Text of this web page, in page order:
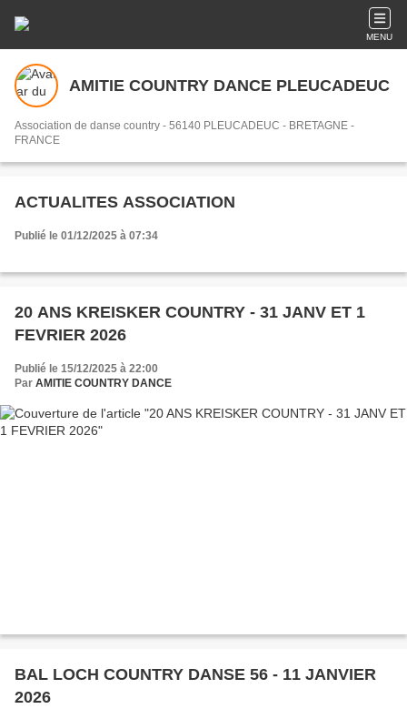
MENU
AMITIE COUNTRY DANCE PLEUCADEUC
Association de danse country - 56140 PLEUCADEUC - BRETAGNE -
FRANCE
ACTUALITES ASSOCIATION
Publié le 01/12/2025 à 07:34
20 ANS KREISKER COUNTRY - 31 JANV ET 1
FEVRIER 2026
Publié le 15/12/2025 à 22:00
Par AMITIE COUNTRY DANCE
BAL LOCH COUNTRY DANSE 56 - 11 JANVIER
2026